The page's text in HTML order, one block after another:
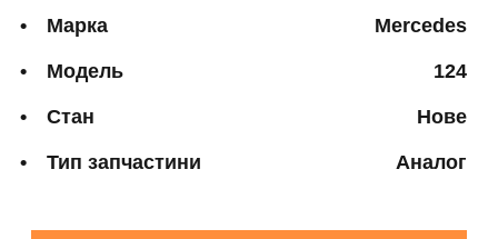
Марка Mercedes
Модель 124
Стан Нове
Тип запчастини Аналог